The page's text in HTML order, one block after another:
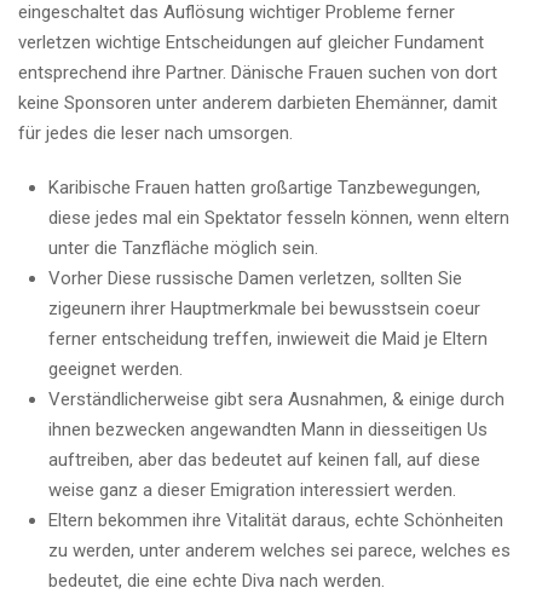
eingeschaltet das Auflösung wichtiger Probleme ferner
verletzen wichtige Entscheidungen auf gleicher Fundament
entsprechend ihre Partner. Dänische Frauen suchen von dort
keine Sponsoren unter anderem darbieten Ehemänner, damit
für jedes die leser nach umsorgen.
Karibische Frauen hatten großartige Tanzbewegungen,
diese jedes mal ein Spektator fesseln können, wenn eltern
unter die Tanzfläche möglich sein.
Vorher Diese russische Damen verletzen, sollten Sie
zigeunern ihrer Hauptmerkmale bei bewusstsein coeur
ferner entscheidung treffen, inwieweit die Maid je Eltern
geeignet werden.
Verständlicherweise gibt sera Ausnahmen, & einige durch
ihnen bezwecken angewandten Mann in diesseitigen Us
auftreiben, aber das bedeutet auf keinen fall, auf diese
weise ganz a dieser Emigration interessiert werden.
Eltern bekommen ihre Vitalität daraus, echte Schönheiten
zu werden, unter anderem welches sei parece, welches es
bedeutet, die eine echte Diva nach werden.